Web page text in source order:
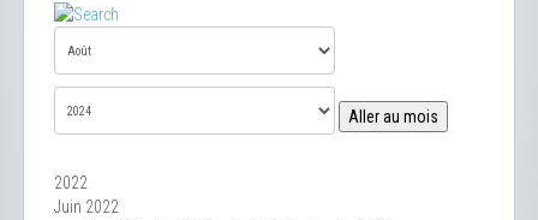
Aller au mois
2022
Juin 2022